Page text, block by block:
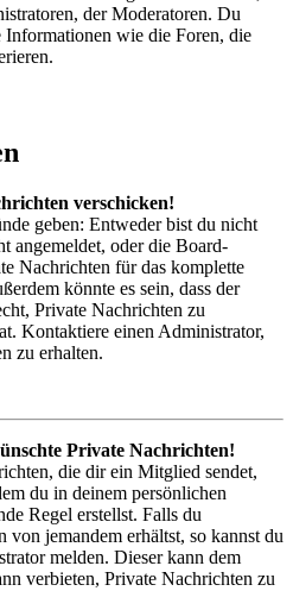
der Moderatoren. Du
Informationen wie die Foren, die
verschicken!
geben: Entweder bist du nicht
angemeldet, oder die Board-
Nachrichten für das komplette
könnte es sein, dass der
Private Nachrichten zu
Kontaktiere einen Administrator,
zu erhalten.
Private Nachrichten!
die dir ein Mitglied sendet,
du in deinem persönlichen
Regel erstellst. Falls du
von jemandem erhältst, so kannst du
melden. Dieser kann dem
verbieten, Private Nachrichten zu